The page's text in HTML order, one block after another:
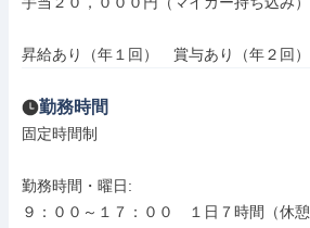
昇給あり（年１回）　賞与あり（年２回）
勤務時間
固定時間制
勤務時間・曜日:
９：００～１７：００　１日７時間（休憩